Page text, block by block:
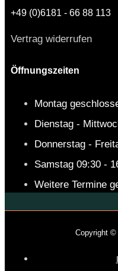
+49 (0)6181 - 66 88 113
Vertrag widerrufen
Öffnungszeiten
Montag
Dienstag -
Donnerstag -
Samstag 09:30 -
Weitere Termine
Copyright ©